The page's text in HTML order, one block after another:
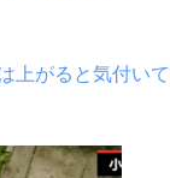
上がると気付いて